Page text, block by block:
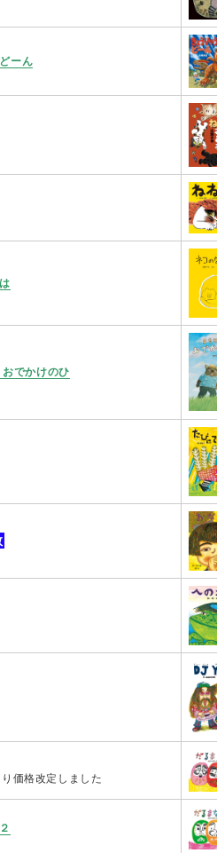
ーん
おでかけのひ
価格改定しました